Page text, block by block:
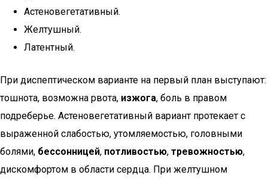
Астеновегетативный.
Желтушный.
Латентный.
При диспептическом варианте на первый план выступают:
тошнота, возможна рвота, изжога, боль в правом
подреберье. Астеновегетативный вариант протекает с
выраженной слабостью, утомляемостью, головными
болями, бессонницей, потливостью, тревожностью,
дискомфортом в области сердца. При желтушном